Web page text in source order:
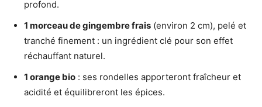
profond.
1 morceau de gingembre frais (environ 2 cm), pelé et
tranché finement : un ingrédient clé pour son effet
réchauffant naturel.
1 orange bio : ses rondelles apporteront fraîcheur et
acidité et équilibreront les épices.